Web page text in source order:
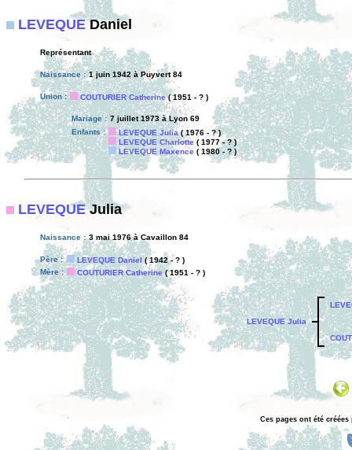
LEVEQUEDaniel
Représentant
Naissance : 1 juin 1942 à Puyvert 84
Union : COUTURIER Catherine( 1951 - ? )
Mariage : 7 juillet 1973 à Lyon 69
Enfants :
LEVEQUE Julia( 1976 - ? )
LEVEQUE Charlotte ( 1977 - ? )
LEVEQUE Maxence ( 1980 - ? )
LEVEQUEJulia
Naissance : 3 mai 1976 à Cavaillon 84
Père : LEVEQUE Daniel( 1942 - ? )
Mère :
COUTURIER Catherine( 1951 - ? )
LEVEQUE Julia
Ces pages ont été